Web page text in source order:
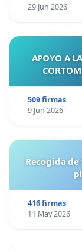
29 Jun 2026
APOYO A
509 firmas
9 Jun 2026
Recogida
416 firmas
11 May 2026